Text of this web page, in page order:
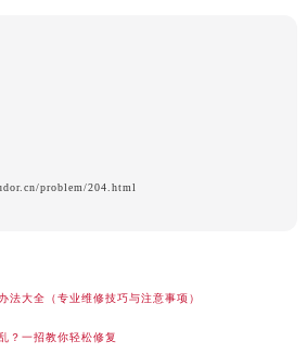
problem/204.html
法大全（专业维修技巧与注意事项）
？一招教你轻松修复